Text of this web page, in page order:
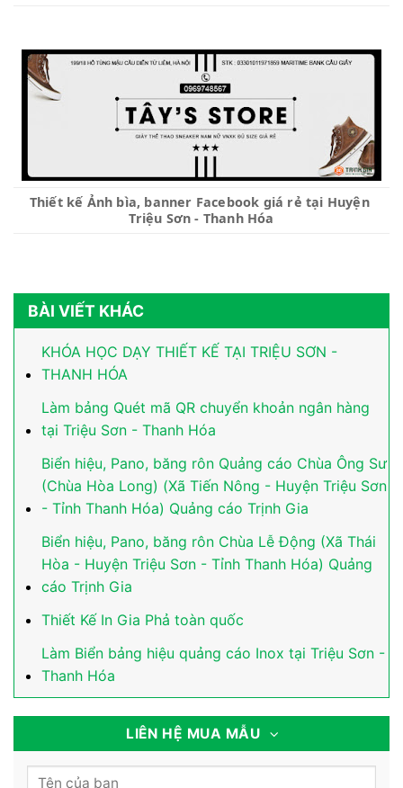
Thiết kế Ảnh bìa, banner Facebook giá rẻ tại Huyện
Triệu Sơn - Thanh Hóa
BÀI VIẾT KHÁC
KHÓA HỌC DẠY THIẾT KẾ TẠI TRIỆU SƠN -
THANH HÓA
Làm bảng Quét mã QR chuyển khoản ngân hàng
tại Triệu Sơn - Thanh Hóa
Biển hiệu, Pano, băng rôn Quảng cáo Chùa Ông Sư
(Chùa Hòa Long) (Xã Tiến Nông - Huyện Triệu Sơn
- Tỉnh Thanh Hóa) Quảng cáo Trịnh Gia
Biển hiệu, Pano, băng rôn Chùa Lễ Động (Xã Thái
Hòa - Huyện Triệu Sơn - Tỉnh Thanh Hóa) Quảng
cáo Trịnh Gia
Thiết Kế In Gia Phả toàn quốc
Làm Biển bảng hiệu quảng cáo Inox tại Triệu Sơn -
Thanh Hóa
LIÊN HỆ MUA MẪU